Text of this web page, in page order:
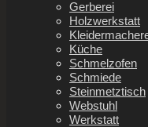
Gerberei
Holzwerkstatt
Küche
Schmelzofen
Schmiede
Steinmetztisch
Webstuhl
Werkstatt